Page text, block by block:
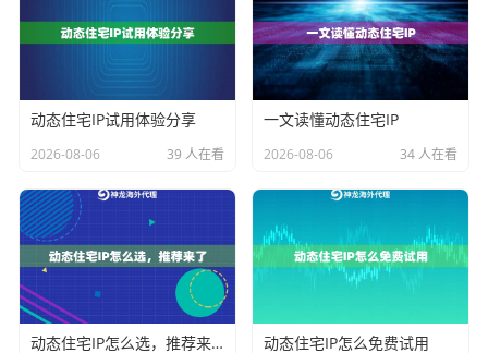
而对于大多数常规的海外业务，如亚马逊店铺日常运
营、社交媒体内容发布或广告效果分析，动态住宅IP
如果业务需要IP具备极高的可信度且能长时间稳定在
线，例如海外在线服务的长周期测试或稳定的API对接，
动态长效ISP住宅代理
，它基于真实的家庭宽带
网络，单IP可持续在线，连接成功率高。
动态住宅IP试用体验分享
2026-08-06 39 人在看
一文读懂动态住宅IP
2026-08-06 34 人在看
动态住宅IP怎么选，推荐来了 动态住宅IP怎么免费试用